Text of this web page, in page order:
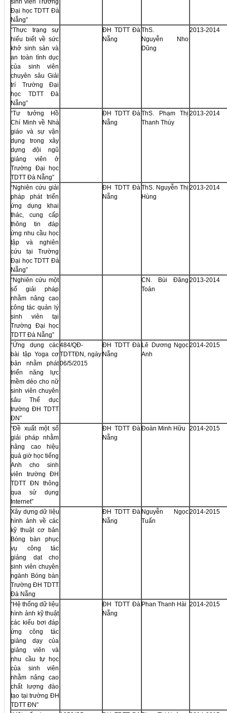
sinh viên Trường
Đại học TDTT Đà
Nẵng”
“Thực trạng sự
hiểu biết về sức
khở sinh sản và
an toàn tình dục
của sinh viên
chuyên sâu Giải
trí Trường Đại
học TDTT Đà
Nẵng”
ĐH TDTT Đà
Nẵng
ThS.
Nguyễn Nho
Dũng
2013-2014
“Tư tưởng Hồ
Chí Minh về Nhà
giáo và sự vận
dụng trong xây
dựng đội ngũ
giảng viên ở
Trường Đại học
TDTT Đà Nẵng”
ĐH TDTT Đà
Nẵng
ThS. Phạm Thị
Thanh Thúy
2013-2014
“Nghiên cứu giải
pháp phát triển
ứng dụng khai
thác, cung cấp
thông tin đáp
ứng nhu cầu học
tập và nghiên
cứu tại Trường
Đại học TDTT Đà
Nẵng”
ĐH TDTT Đà
Nẵng
ThS. Nguyễn Thị
Hùng
2013-2014
“Nghiên cứu một
số giải pháp
nhằm nâng cao
công tác quản lý
sinh viên tại
Trường Đại học
TDTT Đà Nẵng”
CN. Bùi Đăng
Toản
2013-2014
“Ứng dụng các
bài tập Yoga cơ
bản nhằm phát
triển năng lực
mềm dẻo cho nữ
sinh viên chuyên
sâu Thể dục
trường ĐH TDTT
ĐN”
484/QĐ-
TDTTĐN, ngày
06/5/2015
ĐH TDTT Đà
Nẵng
Lê Dương Ngọc
Anh
2014-2015
“Đề xuất một số
giải pháp nhằm
nâng cao hiệu
quả giờ học tiếng
Anh cho sinh
viên trường ĐH
TDTT ĐN thông
qua sử dụng
Internet”
ĐH TDTT Đà
Nẵng
Đoàn Minh Hữu 2014-2015
Xây dựng dữ liệu
hình ảnh về các
kỹ thuật cơ bản
Bóng bàn phục
vụ công tác
giảng dạt cho
sinh viên chuyên
ngành Bóng bàn
Trường ĐH TDTT
Đà Nẵng
ĐH TDTT Đà
Nẵng
Nguyễn Ngọc
Tuấn
2014-2015
“Hệ thống dữ liệu
hình ảnh kỹ thuật
các kiểu bơi đáp
ứng công tác
giảng dạy của
giảng viên và
nhu cầu tự học
của sinh viên
nhằm nâng cao
chất lượng đào
tạo tại trường ĐH
TDTT ĐN”
ĐH TDTT Đà
Nẵng
Phan Thanh Hài 2014-2015